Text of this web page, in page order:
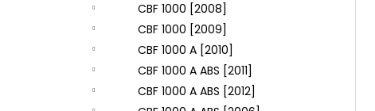
CBF 1000 [2008]
CBF 1000 [2009]
CBF 1000 A [2010]
CBF 1000 A ABS [2011]
CBF 1000 A ABS [2012]